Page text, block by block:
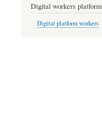
Digital workers platform
Digital platform workers